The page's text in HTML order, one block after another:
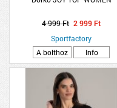
4 999 Ft 2 999 Ft
Sportfactory
A bolthoz
Info